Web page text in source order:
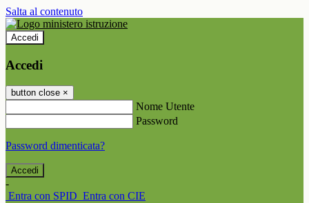
Salta al contenuto
Accedi
Accedi
button close ×
Nome Utente
Password
Password dimenticata?
-
Entra con SPID Entra con CIE